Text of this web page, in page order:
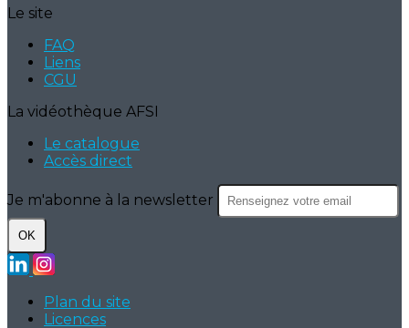
Le site
FAQ
Liens
CGU
La vidéothèque AFSI
Le catalogue
Accès direct
Je m'abonne à la newsletter
OK
Plan du site
Licences